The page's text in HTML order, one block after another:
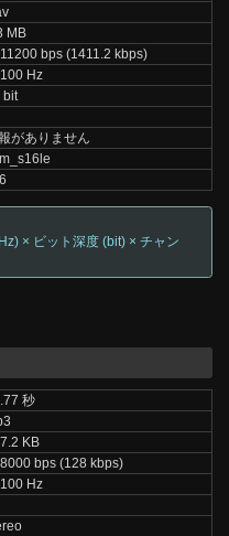
MB
bps (1411.2 kbps)
Hz
bit
がありません
× ビット深度 (bit) × チャン
秒
KB
bps (128 kbps)
Hz